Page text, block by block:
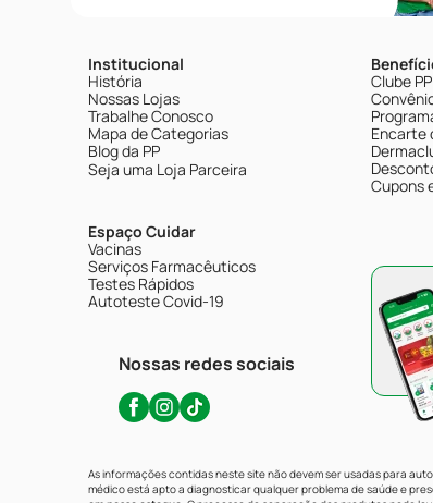
Institucional
História
Nossas Lojas
Trabalhe Conosco
Mapa de Categorias
Blog da PP
Seja uma Loja Parceira
Espaço Cuidar
Vacinas
Serviços Farmacêuticos
Testes Rápidos
Autoteste Covid-19
Nossas redes sociais
Clube PP
Encarte
Cupons
As informações contidas neste site não devem ser usadas para
médico está apto a diagnosticar qualquer problema de saúde e